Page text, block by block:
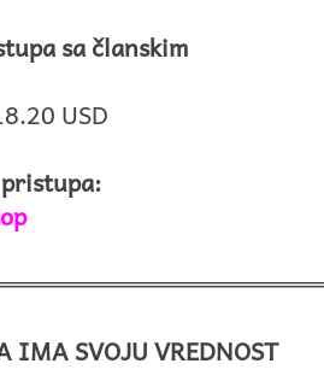
sa članskim
USD
IMA SVOJU VREDNOST